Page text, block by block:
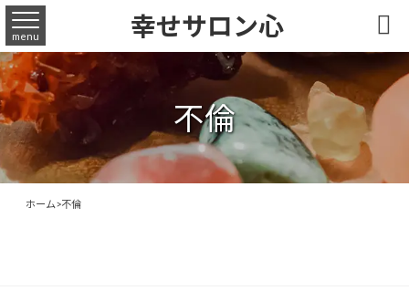
幸せサロン心
menu 
不倫
ホーム>不倫